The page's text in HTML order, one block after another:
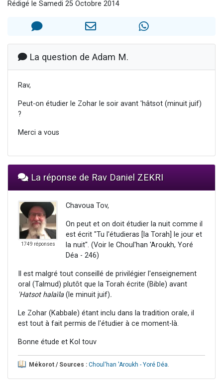
Odaya vient de donner son Maasser
2 personnes viennent de faire un don pour Tsédaka : pauvres d'Israel
Rédigé le Samedi 25 Octobre 2014
La question de Adam M.
Rav,
Peut-on étudier le Zohar le soir avant 'hâtsot (minuit juif)
?
Merci a vous
La réponse de Rav Daniel ZEKRI
1749 réponses
Chavoua Tov,
On peut et on doit étudier la nuit comme il
est écrit "Tu l'étudieras [la Torah] le jour et
la nuit". (Voir le Choul'han 'Aroukh, Yoré
Déa - 246)
Il est malgré tout conseillé de privilégier l'enseignement
oral (Talmud) plutôt que la Torah écrite (Bible) avant
'Hatsot halaïla(le minuit juif).
Le Zohar (Kabbale) étant inclu dans la tradition orale, il
est tout à fait permis de l'étudier à ce moment-là.
Bonne étude et Kol touv
Mékorot / Sources : Choul'han 'Aroukh - Yoré Déa.